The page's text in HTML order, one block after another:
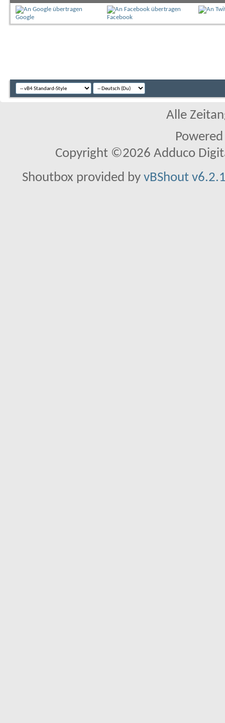
Google Facebook
Alle
Copyright ©2026 Adduco
Shoutbox provided by vBShout